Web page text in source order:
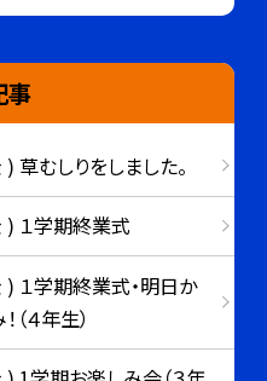
事
草むしりをしました。
１学期終業式
１学期終業式・明日か
（４年生）